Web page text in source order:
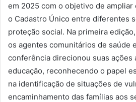
em 2025 com o objetivo de
o Cadastro Único entre diferentes
proteção social. Na primeira
os agentes comunitários de saúde
conferência direcionou suas ações
educação, reconhecendo o papel
na identificação de situações de
encaminhamento das famílias aos